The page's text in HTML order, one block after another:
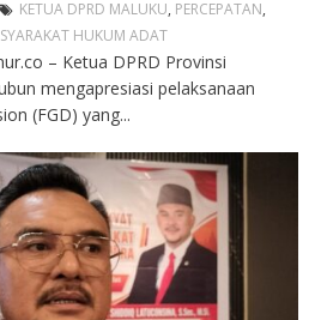
KETUA DPRD MALUKU, PERCEPATAN,
HUKUM ADAT
– Ketua DPRD Provinsi
mengapresiasi pelaksanaan
(FGD) yang...